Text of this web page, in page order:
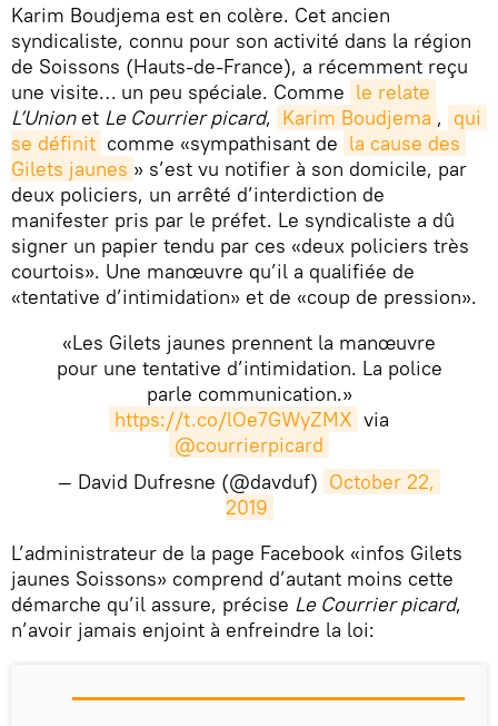
Karim Boudjema est en colère. Cet ancien
syndicaliste, connu pour son activité dans la région
de Soissons (Hauts-de-France), a récemment reçu
une visite… un peu spéciale. Comme le relate
L’Unionet Le Courrier picard, Karim Boudjema , qui
se définit comme «sympathisant de la cause des
Gilets jaunes » s’est vu notifier à son domicile, par
deux policiers, un arrêté d’interdiction de
manifester pris par le préfet. Le syndicaliste a dû
signer un papier tendu par ces «deux policiers très
courtois». Une manœuvre qu’il a qualifiée de
«tentative d’intimidation» et de «coup de pression».
«Les Gilets jaunes prennent la manœuvre
pour une tentative d’intimidation. La police
parle communication.»
https://t.co/lOe7GWyZMX via
@courrierpicard
— David Dufresne (@davduf) October 22,
2019
​L’administrateur de la page Facebook «infos Gilets
jaunes Soissons» comprend d’autant moins cette
démarche qu’il assure, précise Le Courrier picard,
n’avoir jamais enjoint à enfreindre la loi: